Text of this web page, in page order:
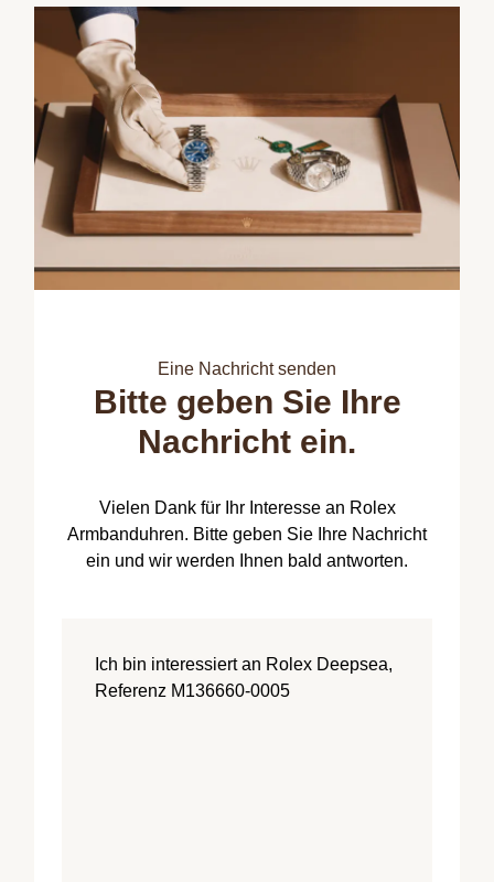
Eine Nachricht senden
Bitte geben Sie Ihre
Nachricht ein.
Vielen Dank für Ihr Interesse an Rolex
Armbanduhren. Bitte geben Sie Ihre Nachricht
ein und wir werden Ihnen bald antworten.